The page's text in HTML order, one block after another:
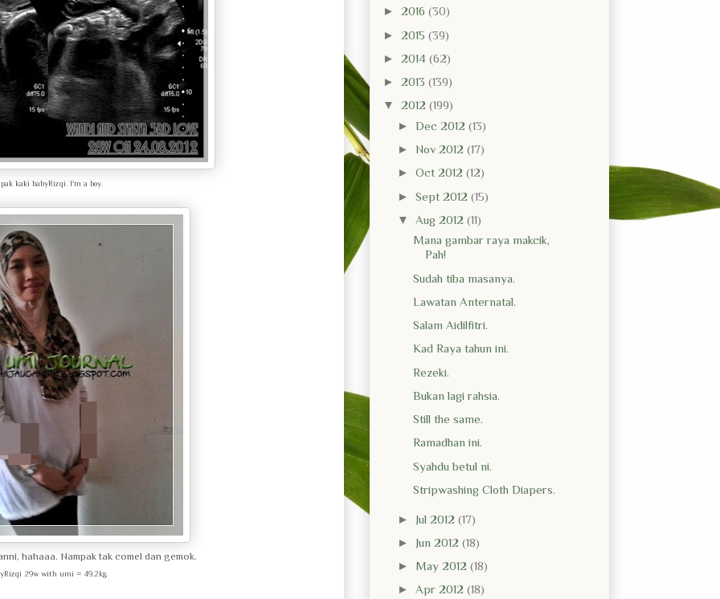
kaki babyRizqi. I'm a boy.
hahaaa. Nampak tak comel dan gemok.
29w with umi = 49.2kg.
► 2016 (30)
► 2015 (39)
► 2014 (62)
► 2013 (139)
▼ 2012 (199)
► Dec 2012 (13)
► Nov 2012 (17)
► Oct 2012 (12)
► Sept 2012 (15)
▼ Aug 2012 (11)
Mana gambar raya makcik,
Pah!
Sudah tiba masanya.
Lawatan Anternatal.
Salam Aidilfitri.
Kad Raya tahun ini.
Rezeki.
Bukan lagi rahsia.
Still the same.
Ramadhan ini.
Syahdu betul ni.
Stripwashing Cloth Diapers.
► Jul 2012 (17)
► Jun 2012 (18)
► May 2012 (18)
► Apr 2012 (18)